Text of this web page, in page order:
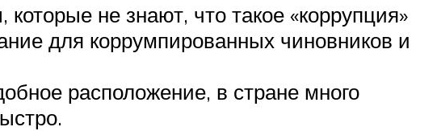
не знают, что такое «коррупция»
для коррумпированных чиновников и
расположение, в стране много